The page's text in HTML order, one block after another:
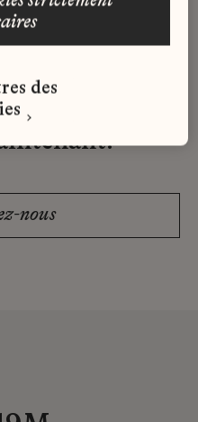
d'offre
profil ?
candidature
nous
des